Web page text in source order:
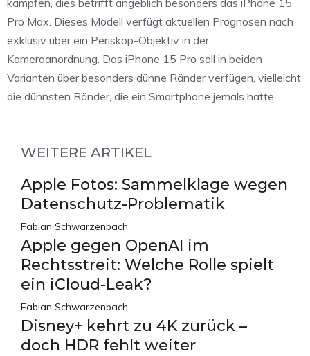
kämpfen, dies betrifft angeblich besonders das iPhone 15
Pro Max. Dieses Modell verfügt aktuellen Prognosen nach
exklusiv über ein Periskop-Objektiv in der
Kameraanordnung. Das iPhone 15 Pro soll in beiden
Varianten über besonders dünne Ränder verfügen, vielleicht
die dünnsten Ränder, die ein Smartphone jemals hatte.
WEITERE ARTIKEL
Apple Fotos: Sammelklage wegen
Datenschutz-Problematik
Fabian Schwarzenbach
Apple gegen OpenAI im
Rechtsstreit: Welche Rolle spielt
ein iCloud-Leak?
Fabian Schwarzenbach
Disney+ kehrt zu 4K zurück –
doch HDR fehlt weiter